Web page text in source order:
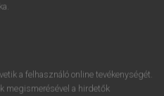
a felhasználó online tevékenységét.
megismerésével a hirdetők